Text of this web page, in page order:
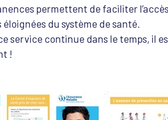
permettent de faciliter
éloignées du système de santé.
service continue dans le temps, il
!